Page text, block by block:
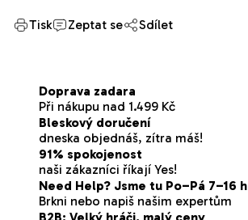
Tisk Zeptat se Sdílet
Doprava zadara
Při nákupu nad 1.499 Kč
Bleskový doručení
dneska objednáš, zítra máš!
91% spokojenost
naši zákazníci říkají Yes!
Need Help? Jsme tu Po–Pá 7–16 h
Brkni nebo napiš našim expertům
B2B: Velký hráči, malý ceny